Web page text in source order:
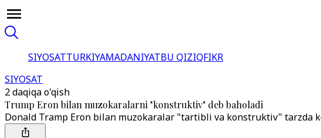
SIYOSATTURKIYAMADANIYATBU QIZIQFIKR
SIYOSAT
2 daqiqa o'qish
Trump Eron bilan muzokaralarni "konstruktiv" deb baholadi
Donald Tramp Eron bilan muzokaralar "tartibli va konstruktiv" tarzda